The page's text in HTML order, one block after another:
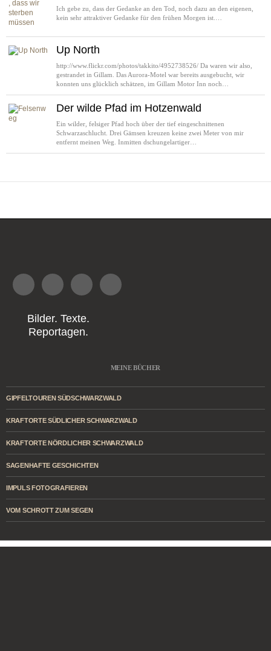
Ich gebe zu, dass der Gedanke an den Tod, noch dazu an den eigenen,
kein sehr attraktiver Gedanke für den frühen Morgen ist.…
Up North
http://www.flickr.com/photos/takkito/4952738526/ Da waren wir also,
gestrandet in Gillam. Das Aurora-Motel war bereits ausgebucht, wir
konnten uns glücklich schätzen, im Gillam Motor Inn noch…
Der wilde Pfad im Hotzenwald
Ein wilder, felsiger Pfad hoch über der tief eingeschnittenen
Schwarzaschlucht. Drei Gämsen kreuzen keine zwei Meter von mir
entfernt meinen Weg. Inmitten dschungelartiger…
Bilder. Texte.
Reportagen.
MEINE BÜCHER
GIPFELTOUREN SÜDSCHWARZWALD
KRAFTORTE SÜDLICHER SCHWARZWALD
KRAFTORTE NÖRDLICHER SCHWARZWALD
SAGENHAFTE GESCHICHTEN
IMPULS FOTOGRAFIEREN
VOM SCHROTT ZUM SEGEN